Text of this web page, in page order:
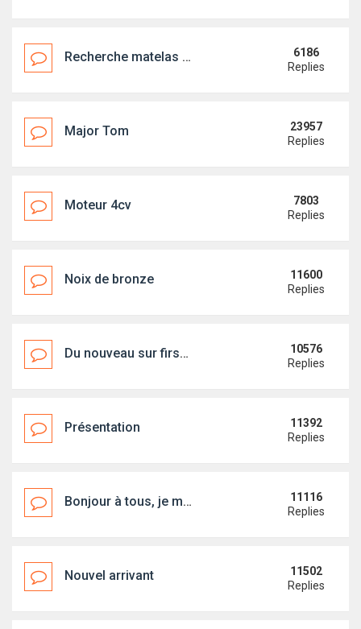
Recherche matelas arrière
6186
Replies
Major Tom
23957
Replies
Moteur 4cv
7803
Replies
Noix de bronze
11600
Replies
Du nouveau sur first18.org !
10576
Replies
Présentation
11392
Replies
Bonjour à tous, je me prèsente
11116
Replies
Nouvel arrivant
11502
Replies